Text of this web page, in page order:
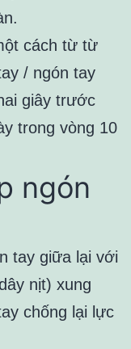
cách từ từ
/ ngón tay
giây trước
trong vòng 10
ngón
tay giữa lại với
nịt) xung
chống lại lực